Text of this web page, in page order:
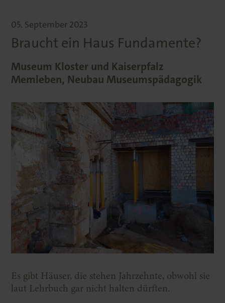
05. September 2023
Braucht ein Haus Fundamente?
Museum Kloster und Kaiserpfalz
Memleben, Neubau Museumspädagogik
Es gibt Häuser, die stehen Jahrzehnte, obwohl sie
laut Lehrbuch gar nicht halten dürften.